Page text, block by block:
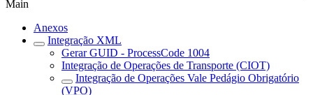
Main
Anexos
Integração XML
Gerar GUID - ProcessCode 1004
Integração de Operações de Transporte (CIOT)
Integração de Operações Vale Pedágio Obrigatório
(VPO)